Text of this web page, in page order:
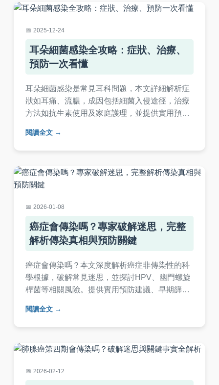
2025-12-24
耳朵細菌感染全攻略：症狀、治療、
預防一次看懂
耳朵細菌感染是常見耳科問題，本文詳細解析症
狀如耳痛、流膿，成因包括細菌入侵途徑，治療
方法如抗生素使用及家庭護理，並提供實用預防
全面應對耳朵細菌感染，避免併發症。適合成人
及兒童參考。
閱讀全文
2026-01-08
癌症會傳染嗎？專家破解迷思，完整
解析傳染真相與預防關鍵
癌症會傳染嗎？本文深度解析癌症非傳染性的科
學根據，破解常見迷思，並探討HPV、幽門螺旋
桿菌等相關風險。提供實用預防建議、早期篩檢
對癌症。
閱讀全文
2026-02-12